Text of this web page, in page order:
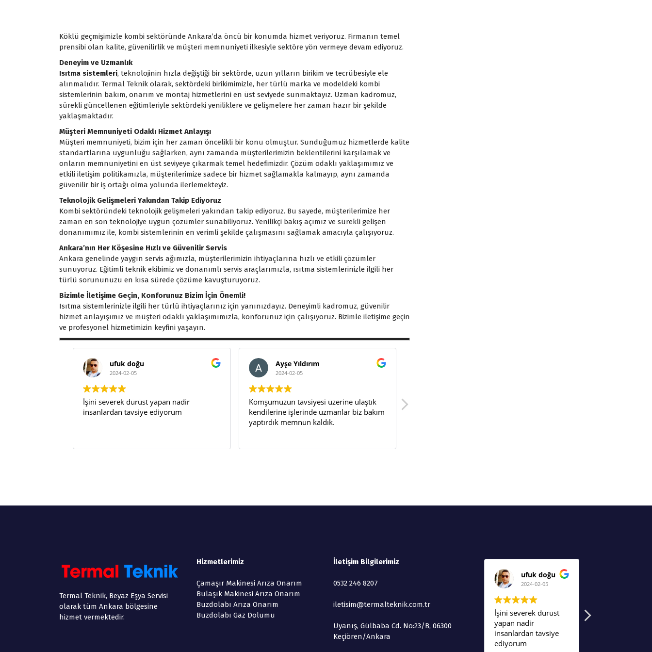
Köklü geçmişimizle kombi sektöründe Ankara’da öncü bir konumda hizmet veriyoruz. Firmanın temel
prensibi olan kalite, güvenilirlik ve müşteri memnuniyeti ilkesiyle sektöre yön vermeye devam ediyoruz.
Deneyim ve Uzmanlık
Isıtma sistemleri, teknolojinin hızla değiştiği bir sektörde, uzun yılların birikim ve tecrübesiyle ele
alınmalıdır. Termal Teknik olarak, sektördeki birikimimizle, her türlü marka ve modeldeki kombi
sistemlerinin bakım, onarım ve montaj hizmetlerini en üst seviyede sunmaktayız. Uzman kadromuz,
sürekli güncellenen eğitimleriyle sektördeki yeniliklere ve gelişmelere her zaman hazır bir şekilde
yaklaşmaktadır.
Müşteri Memnuniyeti Odaklı Hizmet Anlayışı
Müşteri memnuniyeti, bizim için her zaman öncelikli bir konu olmuştur. Sunduğumuz hizmetlerde kalite
standartlarına uygunluğu sağlarken, aynı zamanda müşterilerimizin beklentilerini karşılamak ve
onların memnuniyetini en üst seviyeye çıkarmak temel hedefimizdir. Çözüm odaklı yaklaşımımız ve
etkili iletişim politikamızla, müşterilerimize sadece bir hizmet sağlamakla kalmayıp, aynı zamanda
güvenilir bir iş ortağı olma yolunda ilerlemekteyiz.
Teknolojik Gelişmeleri Yakından Takip Ediyoruz
Kombi sektöründeki teknolojik gelişmeleri yakından takip ediyoruz. Bu sayede, müşterilerimize her
zaman en son teknolojiye uygun çözümler sunabiliyoruz. Yenilikçi bakış açımız ve sürekli gelişen
donanımımız ile, kombi sistemlerinin en verimli şekilde çalışmasını sağlamak amacıyla çalışıyoruz.
Ankara’nın Her Köşesine Hızlı ve Güvenilir Servis
Ankara genelinde yaygın servis ağımızla, müşterilerimizin ihtiyaçlarına hızlı ve etkili çözümler
sunuyoruz. Eğitimli teknik ekibimiz ve donanımlı servis araçlarımızla, ısıtma sistemlerinizle ilgili her
türlü sorununuzu en kısa sürede çözüme kavuşturuyoruz.
Bizimle İletişime Geçin, Konforunuz Bizim İçin Önemli!
Isıtma sistemlerinizle ilgili her türlü ihtiyaçlarınız için yanınızdayız. Deneyimli kadromuz, güvenilir
hizmet anlayışımız ve müşteri odaklı yaklaşımımızla, konforunuz için çalışıyoruz. Bizimle iletişime geçin
ve profesyonel hizmetimizin keyfini yaşayın.
ufuk doğu
2024-02-05
İşini severek dürüst yapan nadir
insanlardan tavsiye ediyorum
Ayşe Yıldırım
2024-02-05
Komşumuzun tavsiyesi üzerine ulaştık
kendilerine işlerinde uzmanlar biz bakım
yaptırdık memnun kaldık.
Termal Teknik, Beyaz Eşya Servisi
olarak tüm Ankara bölgesine
hizmet vermektedir.
Hizmetlerimiz
Çamaşır Makinesi Arıza Onarım
Bulaşık Makinesi Arıza Onarım
Buzdolabı Arıza Onarım
Buzdolabı Gaz Dolumu
İletişim Bilgilerimiz
0532 246 8207
iletisim@termalteknik.com.tr
Uyanış, Gülbaba Cd. No:23/B, 06300
Keçiören/Ankara
ufuk doğu
2024-02-05
İşini severek dürüst
yapan nadir
insanlardan tavsiye
ediyorum